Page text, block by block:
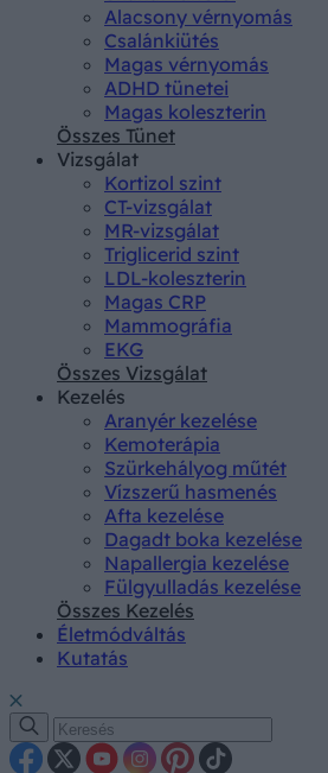
Alacsony vérnyomás
Csalánkiütés
Magas vérnyomás
ADHD tünetei
Magas koleszterin
Összes Tünet
Vizsgálat
Kortizol szint
CT-vizsgálat
MR-vizsgálat
Triglicerid szint
LDL-koleszterin
Magas CRP
Mammográfia
EKG
Összes Vizsgálat
Kezelés
Aranyér kezelése
Kemoterápia
Szürkehályog műtét
Vízszerű hasmenés
Afta kezelése
Dagadt boka kezelése
Napallergia kezelése
Fülgyulladás kezelése
Összes Kezelés
Életmódváltás
Kutatás